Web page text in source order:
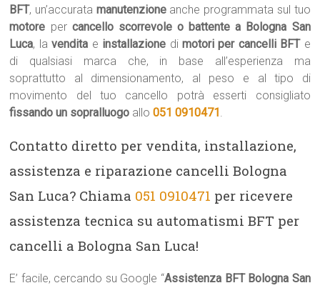
BFT, un’accurata manutenzioneanche programmata sul tuo
motore per cancello scorrevole o battente a Bologna San
Luca, lavendita e installazione di motori per cancelli BFTe
di qualsiasi marca che, in base all’esperienza ma
soprattutto al dimensionamento, al peso e al tipo di
movimento del tuo cancello potrà esserti consigliato
fissando un sopralluogo allo051 0910471.
Contatto diretto per vendita, installazione,
assistenza e riparazione cancelli Bologna
San Luca? Chiama 051 0910471 per ricevere
assistenza tecnica su automatismi BFT per
cancelli a Bologna San Luca!
E’ facile, cercando su Google “Assistenza BFT Bologna San